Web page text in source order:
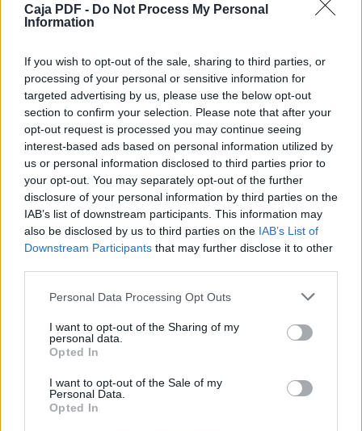
Caja PDF - Do Not Process My Personal
Information
If you wish to opt-out of the sale, sharing to third parties, or
processing of your personal or sensitive information for
targeted advertising by us, please use the below opt-out
section to confirm your selection. Please note that after your
opt-out request is processed you may continue seeing
interest-based ads based on personal information utilized by
us or personal information disclosed to third parties prior to
your opt-out. You may separately opt-out of the further
disclosure of your personal information by third parties on the
IAB’s list of downstream participants. This information may
also be disclosed by us to third parties on the IAB’s List of
Downstream Participants that may further disclose it to other
Personal Data Processing Opt Outs
I want to opt-out of the Sharing of my
personal data.
Opted In
I want to opt-out of the Sale of my
Personal Data.
Opted In
$1’043.000
$680.000
$910.000
$731.000
$866.000
$997.000
$660.000
$768.000
$874.000
N.ADICIONAL
$112.500
$100.000
$ 117.000
$104.000
N.ADICIONAL
$170.000
$146.000
$165.000
$142.000
N.ADICIONAL
$165.000
$182.000
$155.000